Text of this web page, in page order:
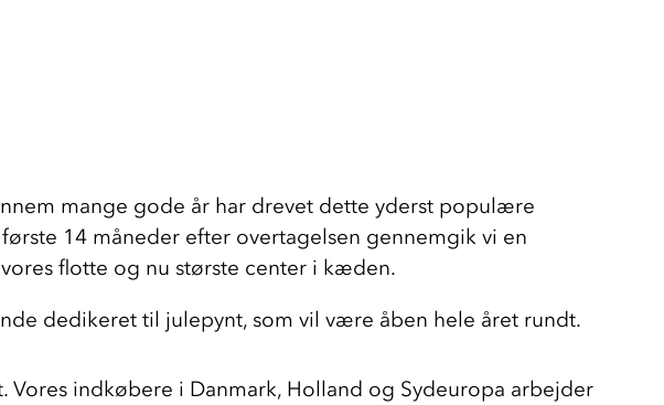
mange gode år har drevet dette yderst populære
14 måneder efter overtagelsen gennemgik vi en
flotte og nu største center i kæden.
dedikeret til julepynt, som vil være åben hele året rundt.
indkøbere i Danmark, Holland og Sydeuropa arbejder